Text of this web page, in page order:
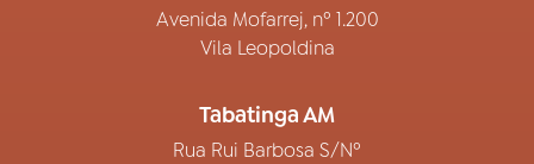
Avenida Mofarrej, nº 1.200
Vila Leopoldina
Tabatinga AM
Rua Rui Barbosa S/Nº